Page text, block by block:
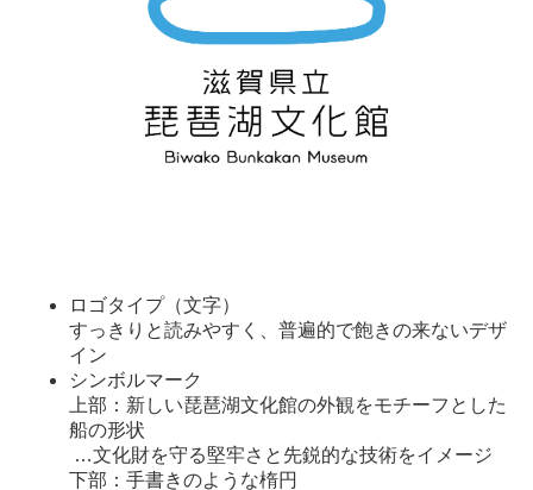
ロゴタイプ（文字）
すっきりと読みやすく、普遍的で飽きの来ないデザ
イン
シンボルマーク
上部：新しい琵琶湖文化館の外観をモチーフとした
船の形状
…文化財を守る堅牢さと先鋭的な技術をイメージ
下部：手書きのような楕円